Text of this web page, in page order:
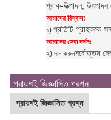
প্রাক-উত্পাদন,
আমাদের বিশ্বাস:
১) প্রতিটি গ্রাহককে
আমাদের সেবা দর্শনঃ
২) দান করুনসর্বোত্তম
প্রায়শই জিজ্ঞাসিত প্রশ্ন
প্রায়শই জিজ্ঞাসিত প্রশ্ন